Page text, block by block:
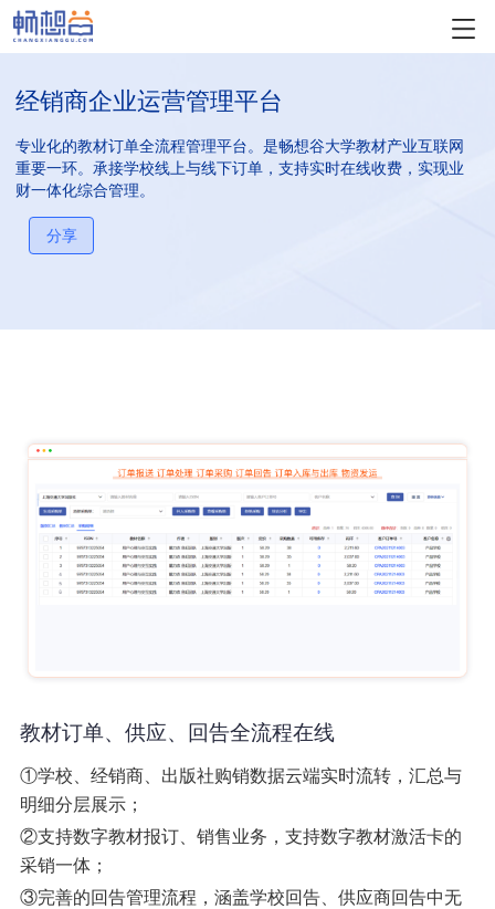
经销商企业运营管理平台
专业化的教材订单全流程管理平台。是畅想谷大学教材产业互联网
重要一环。承接学校线上与线下订单，支持实时在线收费，实现业
财一体化综合管理。
分享
教材订单、供应、回告全流程在线
①学校、经销商、出版社购销数据云端实时流转，汇总与
明细分层展示；
②支持数字教材报订、销售业务，支持数字教材激活卡的
采销一体；
③完善的回告管理流程，涵盖学校回告、供应商回告中无